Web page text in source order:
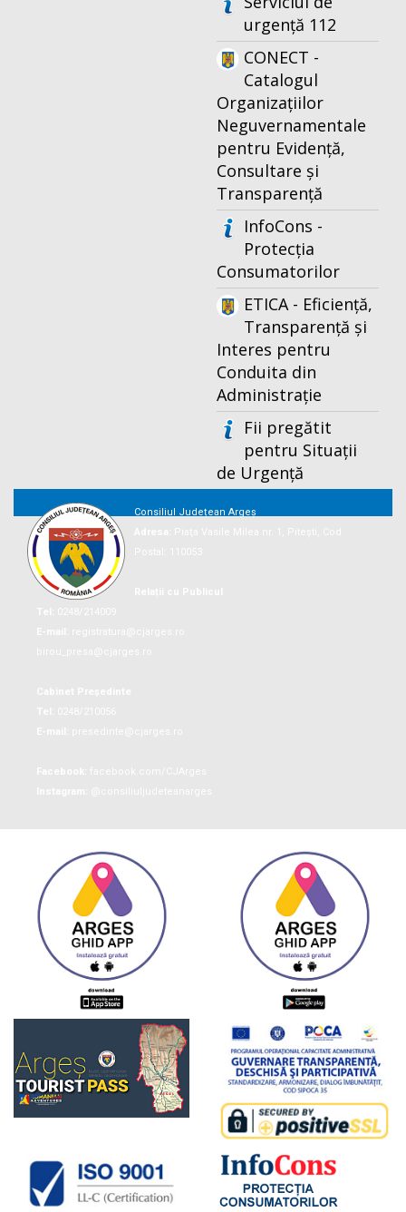
urgență 112
CONECT -
Catalogul
Organizațiilor
Neguvernamentale
pentru Evidență,
Consultare și
Transparență
InfoCons -
Protecția
Consumatorilor
ETICA - Eficiență,
Transparență și
Interes pentru
Conduita din
Administrație
Fii pregătit
pentru Situații
de Urgență
Consiliul Județean Argeș